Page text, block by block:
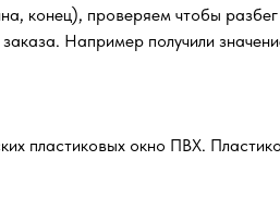
конец), проверяем чтобы
Например получили
пластиковых окно ПВХ.